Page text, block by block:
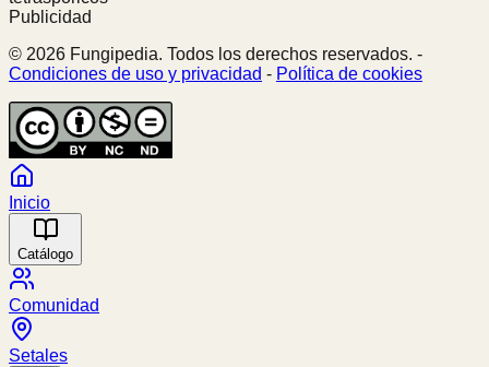
Publicidad
© 2026 Fungipedia. Todos los derechos reservados. -
Condiciones de uso y privacidad - Política de cookies
Inicio
Catálogo
Comunidad
Setales